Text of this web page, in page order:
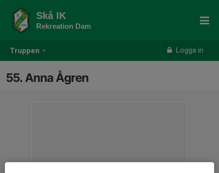
Truppen Logga in
Skå IK
Rekreation Dam
55. Anna Ågren